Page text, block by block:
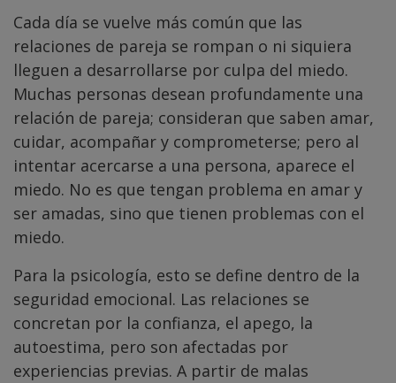
Cada día se vuelve más común que las
relaciones de pareja se rompan o ni siquiera
lleguen a desarrollarse por culpa del miedo.
Muchas personas desean profundamente una
relación de pareja; consideran que saben amar,
cuidar, acompañar y comprometerse; pero al
intentar acercarse a una persona, aparece el
miedo. No es que tengan problema en amar y
ser amadas, sino que tienen problemas con el
miedo.
Para la psicología, esto se define dentro de la
seguridad emocional. Las relaciones se
concretan por la confianza, el apego, la
autoestima, pero son afectadas por
experiencias previas. A partir de malas